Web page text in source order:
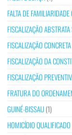
FALTA DE
FISCALIZAÇÃO
FISCALIZAÇÃO
FISCALIZAÇÃO DA
FISCALIZAÇÃO
FRATURA DO
GUINÉ-BISSAU(1)
HOMICÍDIO QUALIFICADO